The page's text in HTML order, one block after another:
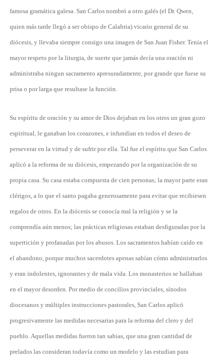
famosa gramática galesa. San Carlos nombró a otro galés (el Dr. Qwen,
quien más tarde llegó a ser obispo de Calabria) vicario general de su
diócesis, y llevaba siempre consigo una imagen de San Juan Fisher. Tenía el
mayor respeto por la liturgia, de suerte que jamás decía una oración ni
administraba ningun sacramento apresuradamente, por grande que fuese su
prisa o por larga que resultase la función.
Su espíritu de oración y su amor de Dios dejaban en los otros un gran gozo
espiritual, le ganaban los corazones, e infundían en todos el deseo de
perseverar en la virtud y de sufrir por ella. Tal fue el espíritu que San Carlos
aplicó a la reforma de su diócesis, empezando por la organización de su
propia casa. Su casa estaba compuesta de cien personas; la mayor parte eran
clérigos, a lo que el santo pagaba generosamente para evitar que recibiesen
regalos de otros. En la diócesis se conocía mal la religión y se la
comprendía aún menos; las prácticas religiosas estaban desfiguradas por la
supertición y profanadas por los abusos. Los sacramentos habían caído en
el abandono, porque muchos sacerdotes apenas sabían cómo administrarlos
y eran indolentes, ignorantes y de mala vida. Los monasterios se hallaban
en el mayor desorden. Por medio de concilios provinciales, sínodos
diocesanos y múltiples instrucciones pastorales, San Carlos aplicó
progresivamente las medidas necesarias para la reforma del clero y del
pueblo. Aquellas medidas fueron tan sabias, que una gran cantidad de
prelados las consideran todavía como un modelo y las estudian para